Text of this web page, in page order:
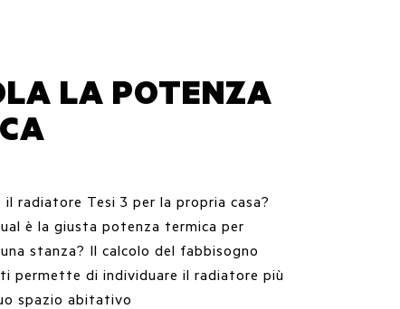
LA POTENZA
il radiatore Tesi 3 per la propria casa?
è la giusta potenza termica per
stanza? Il calcolo del fabbisogno
permette di individuare il radiatore più
spazio abitativo